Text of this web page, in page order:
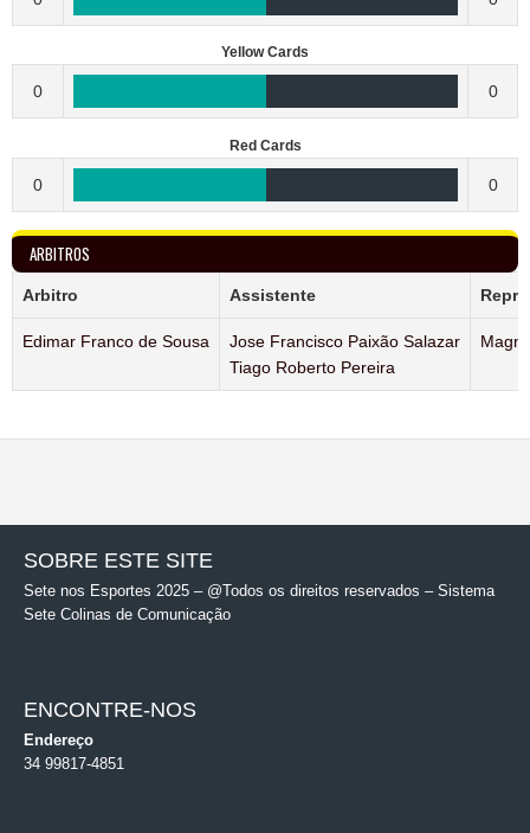
Yellow Cards
0 0
Red Cards
0 0
ARBITROS
Arbitro Assistente
Edimar Franco de Sousa
Jose Francisco Paixão Salazar
Tiago Roberto Pereira
SOBRE ESTE SITE
Sete nos Esportes 2025 – @Todos os direitos reservados – Sistema
Sete Colinas de Comunicação
ENCONTRE-NOS
Endereço
34 99817-4851